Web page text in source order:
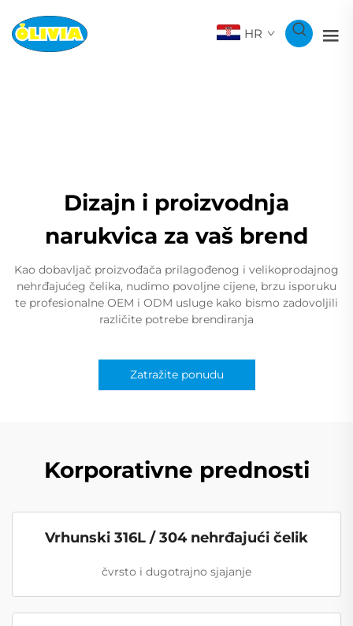
HR
Dizajn i proizvodnja
narukvica za vaš brend
Kao dobavljač proizvođača prilagođenog i velikoprodajnog
nehrđajućeg čelika, nudimo povoljne cijene, brzu isporuku
te profesionalne OEM i ODM usluge kako bismo zadovoljili
različite potrebe brendiranja
Zatražite ponudu
Korporativne prednosti
Vrhunski 316L / 304 nehrđajući čelik
čvrsto i dugotrajno sjajanje